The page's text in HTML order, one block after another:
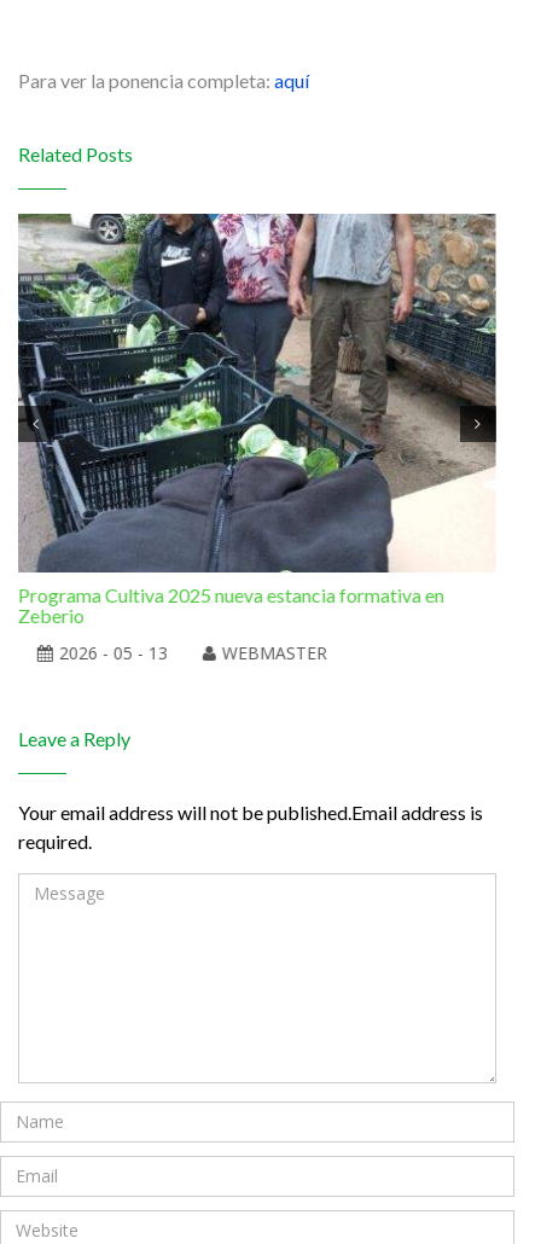
Para ver la ponencia completa: aquí
Related Posts
Programa Cultiva 2025 nueva estancia formativa en
Zeberio
2026 - 05 - 13
WEBMASTER
Leave a Reply
Your email address will not be published.Email address is
required.